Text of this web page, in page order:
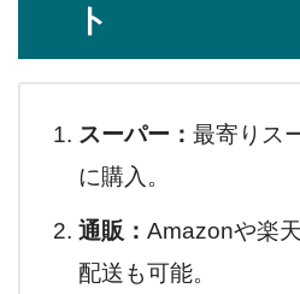
ト
スーパー： 最寄りス
に購入。
通販： Amazonや楽
配送も可能。